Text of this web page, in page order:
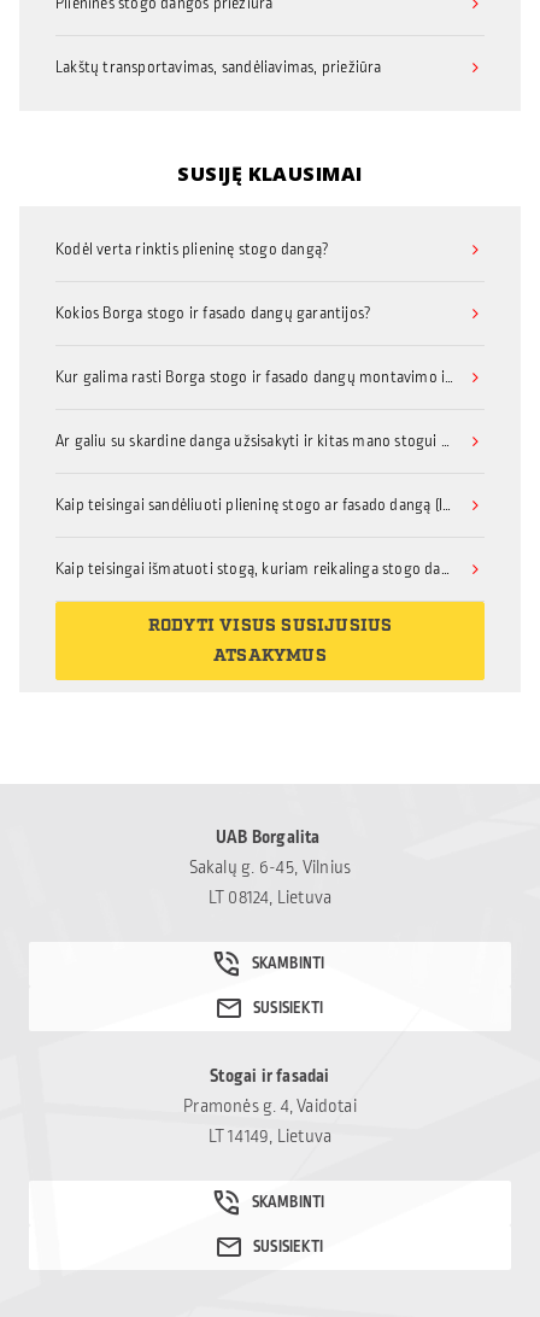
Lakštų transportavimas, sandėliavimas, priežiūra
SUSIJĘ KLAUSIMAI
Kodėl verta rinktis plieninę stogo dangą?
Kokios Borga stogo ir fasado dangų garantijos?
Kur galima rasti Borga stogo ir fasado dangų montavimo instrukcijas?
Ar galiu su skardine danga užsisakyti ir kitas mano stogui ar fasadui reikalingas medžiagas, priedus, ar turėčiau dėl to kreiptis kitur?
Kaip teisingai sandėliuoti plieninę stogo ar fasado dangą (lakštinį metalą su organine danga)?
Kaip teisingai išmatuoti stogą, kuriam reikalinga stogo danga?
RODYTI VISUS SUSIJUSIUS
ATSAKYMUS
UAB Borgalita
Sakalų g. 6-45, Vilnius
LT 08124, Lietuva
Stogai ir fasadai
Pramonės g. 4, Vaidotai
LT 14149, Lietuva